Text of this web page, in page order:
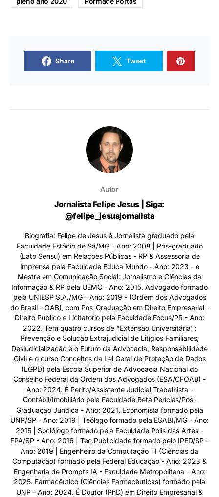
Share Tweet
Autor
Jornalista Felipe Jesus | Siga:
@felipe_jesusjornalista
Biografia: Felipe de Jesus é Jornalista graduado pela
Faculdade Estácio de Sá/MG - Ano: 2008 | Pós-graduado
(Lato Sensu) em Relações Públicas - RP & Assessoria de
Imprensa pela Faculdade Educa Mundo - Ano: 2023 - e
Mestre em Comunicação Social: Jornalismo e Ciências da
Informação & RP pela UEMC - Ano: 2015. Advogado formado
pela UNIESP S.A./MG - Ano: 2019 - (Ordem dos Advogados
do Brasil - OAB), com Pós-Graduação em Direito Empresarial -
Direito Público e Licitatório pela Faculdade Focus/PR - Ano:
2022. Tem quatro cursos de "Extensão Universitária":
Prevenção e Solução Extrajudicial de Litígios Familiares,
Desjudicialização e o Futuro da Advocacia, Responsabilidade
Civil e o curso Conceitos da Lei Geral de Proteção de Dados
(LGPD) pela Escola Superior de Advocacia Nacional do
Conselho Federal da Ordem dos Advogados (ESA/CFOAB) -
Ano: 2024. É Perito/Assistente Judicial Trabalhista -
Contábil/Imobiliário pela Faculdade Beta Perícias/Pós-
Graduação Jurídica - Ano: 2021. Economista formado pela
UNP/SP - Ano: 2019 | Teólogo formado pela ESABI/MG - Ano:
2015 | Sociólogo formado pela Faculdade Polis das Artes -
FPA/SP - Ano: 2016 | Tec.Publicidade formado pelo IPED/SP -
Ano: 2019 | Engenheiro da Computação TI (Ciências da
Computação) formado pela Federal Educação - Ano: 2023 &
Engenharia de Prompts IA - Faculdade Metropolitana - Ano:
2025. Farmacêutico (Ciências Farmacêuticas) formado pela
UNP - Ano: 2024. É Doutor (PhD) em Direito Empresarial &